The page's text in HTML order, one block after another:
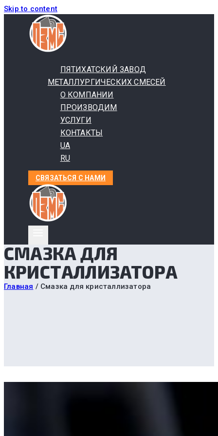
Skip to content
ПЯТИХАТСКИЙ ЗАВОД
МЕТАЛЛУРГИЧЕСКИХ СМЕСЕЙ
О КОМПАНИИ
ПРОИЗВОДИМ
УСЛУГИ
КОНТАКТЫ
UA
RU
СВЯЗАТЬСЯ С НАМИ
СМАЗКА ДЛЯ
КРИСТАЛЛИЗАТОРА
Главная / Смазка для кристаллизатора